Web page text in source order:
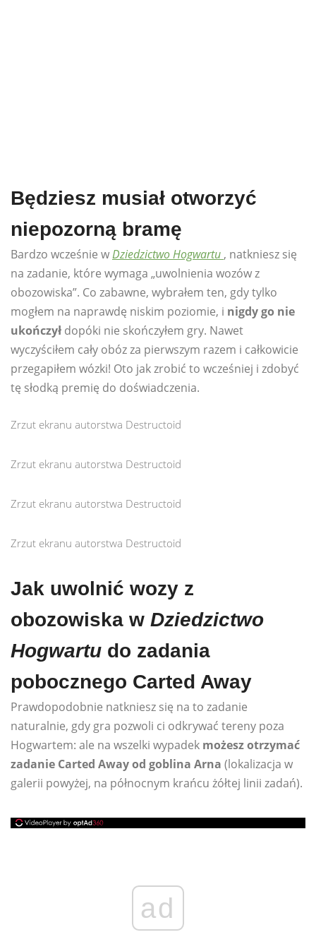
Będziesz musiał otworzyć
niepozorną bramę
Bardzo wcześnie wDziedzictwo Hogwartu , natkniesz się
na zadanie, które wymaga „uwolnienia wozów z
obozowiska”. Co zabawne, wybrałem ten, gdy tylko
mogłem na naprawdę niskim poziomie, i nigdy go nie
ukończył dopóki nie skończyłem gry. Nawet
wyczyściłem cały obóz za pierwszym razem i całkowicie
przegapiłem wózki! Oto jak zrobić to wcześniej i zdobyć
tę słodką premię do doświadczenia.
Zrzut ekranu autorstwa Destructoid
Zrzut ekranu autorstwa Destructoid
Zrzut ekranu autorstwa Destructoid
Zrzut ekranu autorstwa Destructoid
Jak uwolnić wozy z
obozowiska w Dziedzictwo
Hogwartu do zadania
pobocznego Carted Away
Prawdopodobnie natkniesz się na to zadanie
naturalnie, gdy gra pozwoli ci odkrywać tereny poza
Hogwartem: ale na wszelki wypadek możesz otrzymać
zadanie Carted Away od goblina Arna (lokalizacja w
galerii powyżej, na północnym krańcu żółtej linii zadań).
ad